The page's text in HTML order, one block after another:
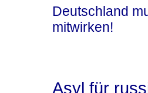
Deutschland
mitwirken!
Asyl für